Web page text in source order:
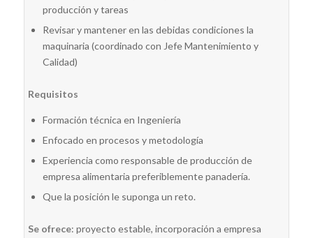
producción y tareas
Revisar y mantener en las debidas condiciones la
maquinaria (coordinado con Jefe Mantenimiento y
Calidad)
Requisitos
Formación técnica en Ingeniería
Enfocado en procesos y metodología
Experiencia como responsable de producción de
empresa alimentaria preferiblemente panadería.
Que la posición le suponga un reto.
Se ofrece: proyecto estable, incorporación a empresa